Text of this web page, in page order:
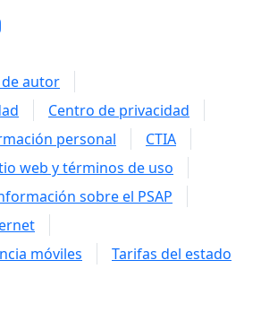
autor
Centro de privacidad
personal
CTIA
web y términos de uso
sobre el PSAP
móviles
Tarifas del estado